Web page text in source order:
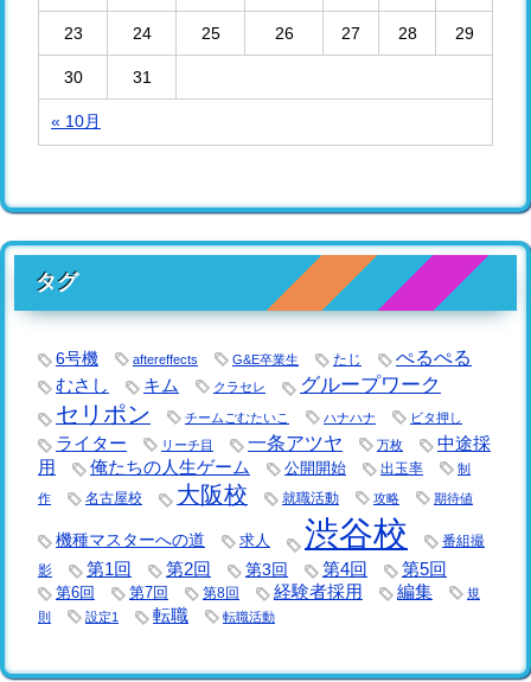
« 10月
23 24 25 26 27 28 29
30 31
タグ
6号機 aftereffects G&E卒業生 たじ ぺるぺる
むさし キム クラセレ グループワーク
セリポン チームごむたいこ ハナハナ ビタ押し
ライター リーチ目 一条アツヤ 万枚
中途採
用
俺たちの人生ゲーム 公開開始 出玉率 制
作 名古屋校 大阪校 就職活動 攻略 期待値
機種マスターへの道 求人 渋谷校
番組撮
影
第1回 第2回 第3回 第4回 第5回
第6回 第7回 第8回 経験者採用 編集
規
則
設定1 転職 転職活動